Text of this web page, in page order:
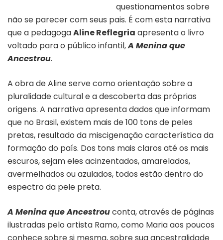
questionamentos sobre
não se parecer com seus pais. É com esta narrativa
que a pedagogaAline Reflegria apresenta o livro
voltado para o público infantil,A Menina que
Ancestrou.
A obra de Aline serve como orientação sobre a
pluralidade cultural e a descoberta das próprias
origens. A narrativa apresenta dados que informam
que no Brasil, existem mais de 100 tons de peles
pretas, resultado da miscigenação característica da
formação do país. Dos tons mais claros até os mais
escuros, sejam eles acinzentados, amarelados,
avermelhados ou azulados, todos estão dentro do
espectro da pele preta.
A Menina que Ancestrouconta, através de páginas
ilustradas pelo artista Ramo, como Maria aos poucos
conhece sobre si mesma, sobre sua ancestralidade